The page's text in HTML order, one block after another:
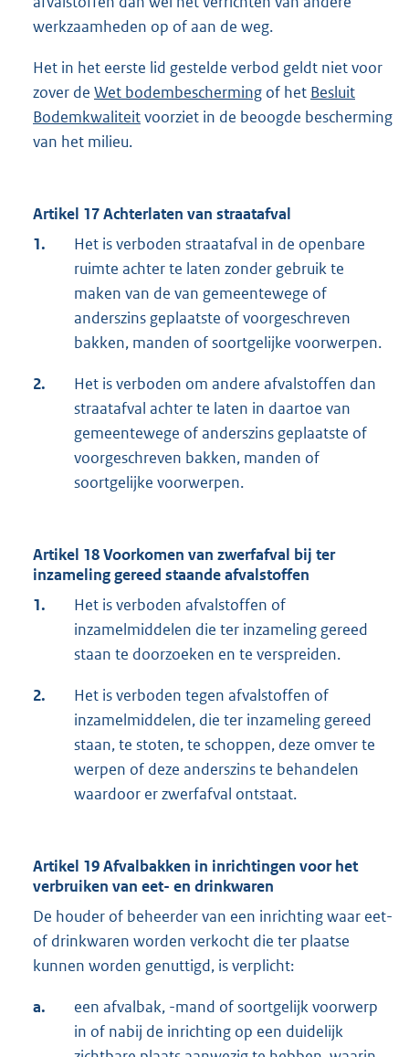
werkzaamheden op of aan de weg.
Het in het eerste lid gestelde verbod geldt niet voor
zover de Wet bodembescherming of het Besluit
Bodemkwaliteitvoorziet in de beoogde bescherming
van het milieu.
Artikel 17 Achterlaten van straatafval
1.
Het is verboden straatafval in de openbare
ruimte achter te laten zonder gebruik te
maken van de van gemeentewege of
anderszins geplaatste of voorgeschreven
bakken, manden of soortgelijke voorwerpen.
2.
Het is verboden om andere afvalstoffen dan
straatafval achter te laten in daartoe van
gemeentewege of anderszins geplaatste of
voorgeschreven bakken, manden of
soortgelijke voorwerpen.
Artikel 18 Voorkomen van zwerfafval bij ter
inzameling gereed staande afvalstoffen
1.
Het is verboden afvalstoffen of
inzamelmiddelen die ter inzameling gereed
staan te doorzoeken en te verspreiden.
2.
Het is verboden tegen afvalstoffen of
inzamelmiddelen, die ter inzameling gereed
staan, te stoten, te schoppen, deze omver te
werpen of deze anderszins te behandelen
waardoor er zwerfafval ontstaat.
Artikel 19 Afvalbakken in inrichtingen voor het
verbruiken van eet- en drinkwaren
De houder of beheerder van een inrichting waar eet-
of drinkwaren worden verkocht die ter plaatse
kunnen worden genuttigd, is verplicht:
a.
een afvalbak, -mand of soortgelijk voorwerp
in of nabij de inrichting op een duidelijk